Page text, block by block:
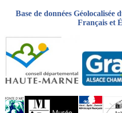
Base de données
Français et